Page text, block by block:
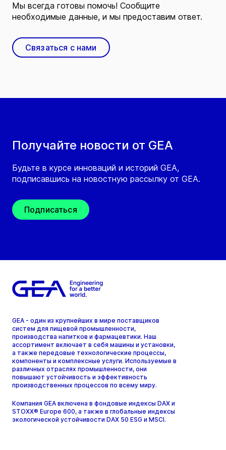
Получайте новости от GEA
Будьте в курсе инноваций и историй GEA,
подписавшись на новостную рассылку от GEA.
Подписаться
Мы всегда готовы помочь! Сообщите
необходимые данные, и мы предоставим ответ.
Связаться с нами
GEA - один из крупнейших в мире поставщиков
систем для пищевой промышленности,
производства напитков и фармацевтики. Наш
ассортимент включает в себя машины и установки,
а также передовые технологические процессы,
компоненты и комплексные услуги. Используемые в
различных отраслях промышленности, они
повышают устойчивость и эффективность
производственных процессов по всему миру.
Компания GEA включена в фондовые индексы DAX и
STOXX® Europe 600, а также в глобальные индексы
экологической устойчивости DAX 50 ESG и MSCI.